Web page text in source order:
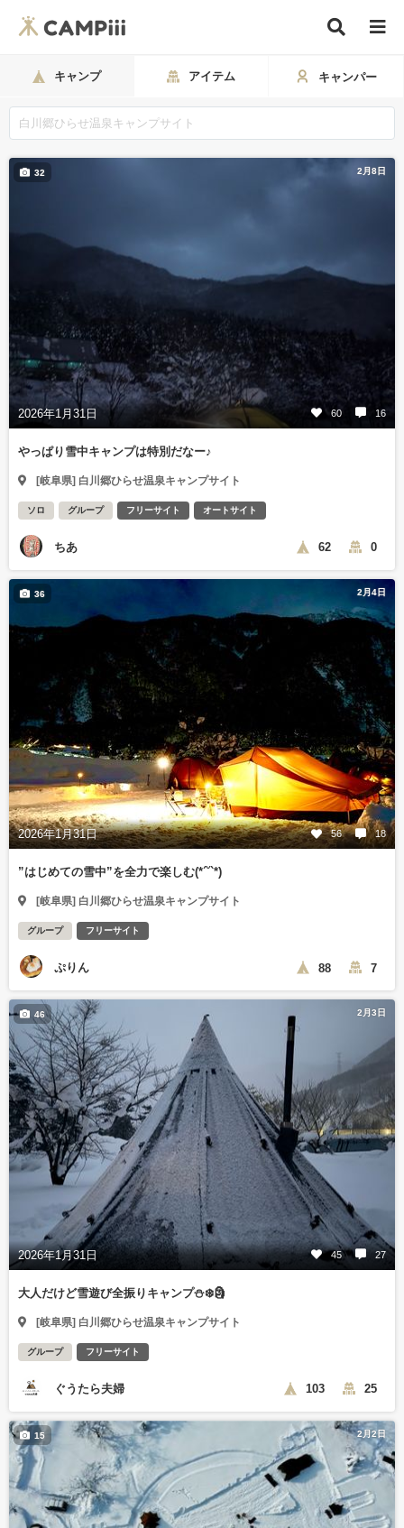
キャンプ アイテム キャンパー
2月8日
2026年1月31日 60 16
32
やっぱり雪中キャンプは特別だなー♪
[岐阜県] 白川郷ひらせ温泉キャンプサイト
ソロ グループ フリーサイト オートサイト
ちあ 62 0
2月4日
2026年1月31日 56 18
36
”はじめての雪中”を全力で楽しむ(*´˘`*)
[岐阜県] 白川郷ひらせ温泉キャンプサイト
グループ フリーサイト
ぷりん 88 7
2月3日
2026年1月31日 45 27
46
大人だけど雪遊び全振りキャンプ⛄️❄️🗿
[岐阜県] 白川郷ひらせ温泉キャンプサイト
グループ フリーサイト
ぐうたら夫婦 103 25
2月2日
15